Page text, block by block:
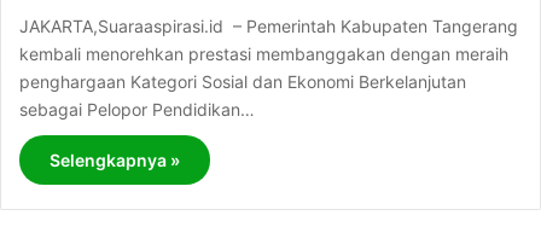
JAKARTA,Suaraaspirasi.id – Pemerintah Kabupaten Tangerang
kembali menorehkan prestasi membanggakan dengan meraih
penghargaan Kategori Sosial dan Ekonomi Berkelanjutan
sebagai Pelopor Pendidikan…
Selengkapnya »